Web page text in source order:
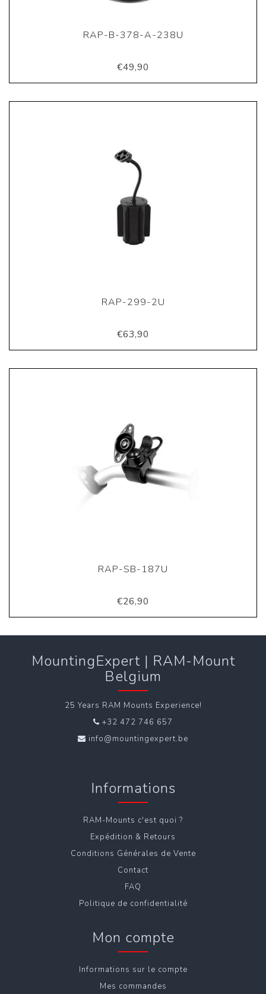
RAP-B-378-A-238U
€49,90
RAP-299-2U
€63,90
RAP-SB-187U
€26,90
MountingExpert | RAM-Mount
Belgium
25 Years RAM Mounts Experience!
+32 472 746 657
info@mountingexpert.be
Informations
RAM-Mounts c'est quoi ?
Expédition & Retours
Conditions Générales de Vente
Contact
FAQ
Politique de confidentialité
Mon compte
Informations sur le compte
Mes commandes